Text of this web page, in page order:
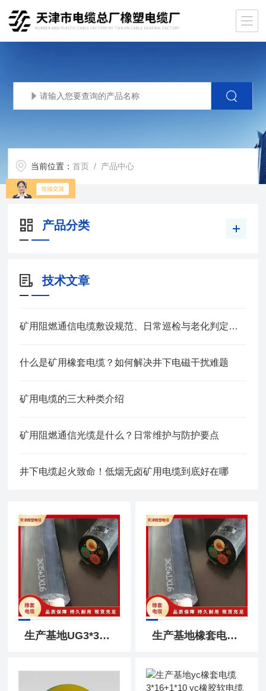
当前位置：首页 / 产品中心
产品分类
技术文章
矿用阻燃通信电缆敷设规范、日常巡检与老化判定方法
什么是矿用橡套电缆？如何解决井下电磁干扰难题
矿用电缆的三大种类介绍
矿用阻燃通信光缆是什么？日常维护与防护要点
井下电缆起火致命！低烟无卤矿用电缆到底好在哪
生产基地UG3*35橡胶软电缆UG3*35+1*16 生产基地橡套电缆UGF3*50+1*25橡胶软电缆